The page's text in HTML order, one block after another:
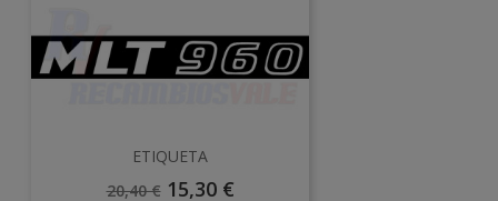
ETIQUETA
Precio
20,40 € Precio
15,30 €